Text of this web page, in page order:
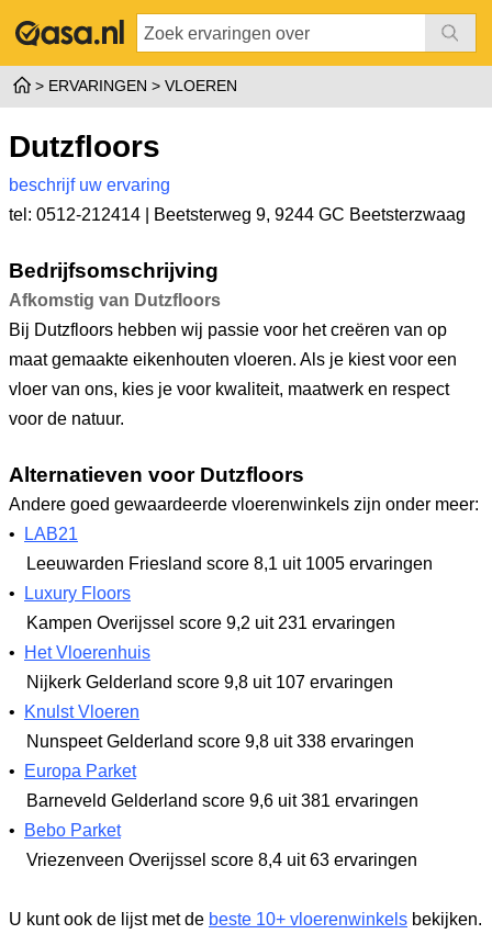
ERVARINGEN VLOEREN
Dutzfloors
beschrijf uw ervaring
tel: 0512-212414 |
Beetsterweg 9, 9244 GC Beetsterzwaag
Bedrijfsomschrijving
Afkomstig van Dutzfloors
Bij Dutzfloors hebben wij passie voor het creëren van op
maat gemaakte eikenhouten vloeren. Als je kiest voor een
vloer van ons, kies je voor kwaliteit, maatwerk en respect
voor de natuur.
Alternatieven voor Dutzfloors
Andere goed gewaardeerde vloerenwinkels zijn onder meer:
•
LAB21
Leeuwarden Friesland score 8,1 uit 1005 ervaringen
•
Luxury Floors
Kampen Overijssel score 9,2 uit 231 ervaringen
•
Het Vloerenhuis
Nijkerk Gelderland score 9,8 uit 107 ervaringen
•
Knulst Vloeren
Nunspeet Gelderland score 9,8 uit 338 ervaringen
•
Europa Parket
Barneveld Gelderland score 9,6 uit 381 ervaringen
•
Bebo Parket
Vriezenveen Overijssel score 8,4 uit 63 ervaringen
U kunt ook de lijst met de beste 10+ vloerenwinkels bekijken.